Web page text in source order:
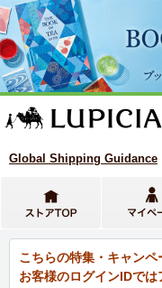
Global Shipping Guidance
こちらの特集・キャン
お客様のログインIDで